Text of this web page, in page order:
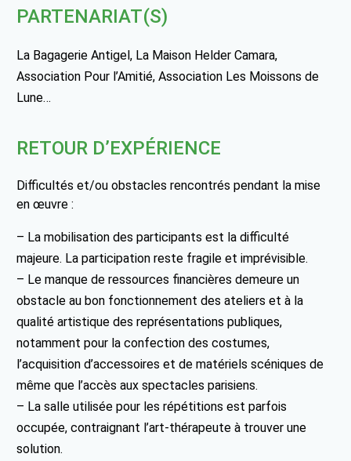
PARTENARIAT(S)
La Bagagerie Antigel, La Maison Helder Camara,
Association Pour l’Amitié, Association Les Moissons de
Lune…
RETOUR D’EXPÉRIENCE
Difficultés et/ou obstacles rencontrés pendant la mise
en œuvre :
– La mobilisation des participants est la difficulté
majeure. La participation reste fragile et imprévisible.
– Le manque de ressources financières demeure un
obstacle au bon fonctionnement des ateliers et à la
qualité artistique des représentations publiques,
notamment pour la confection des costumes,
l’acquisition d’accessoires et de matériels scéniques de
même que l’accès aux spectacles parisiens.
– La salle utilisée pour les répétitions est parfois
occupée, contraignant l’art-thérapeute à trouver une
solution.